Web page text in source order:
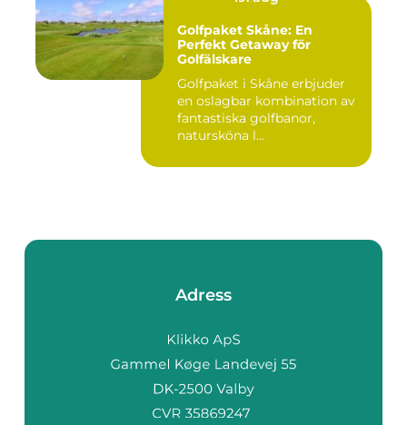
Golfpaket Skåne: En
Perfekt Getaway för
Golfälskare
Golfpaket i Skåne erbjuder
en oslagbar kombination av
fantastiska golfbanor,
natursköna l...
Adress